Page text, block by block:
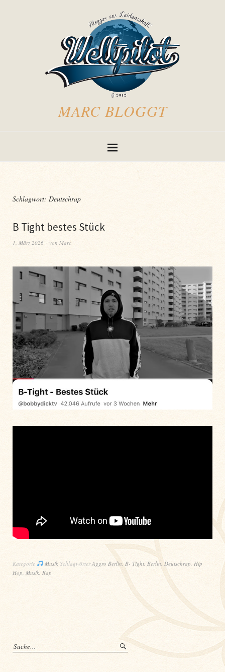
MARC BLOGGT
Schlagwort: Deutschrap
B Tight bestes Stück
1. März 2026 von Marc
Kategorie Musik SchlagwörterAggro Berlin, B- Tight, Berlin Deutschrap Hip
Hop Musik Rap